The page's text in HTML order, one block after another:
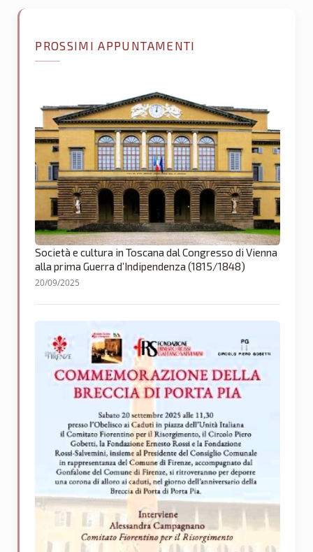
PROSSIMI APPUNTAMENTI
Società e cultura in Toscana dal Congresso di Vienna
alla prima Guerra d’Indipendenza (1815/1848)
20/09/2025